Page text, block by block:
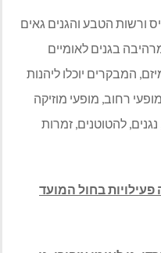
ורשות הטבע והגנים גאים
בגנים לאומיים
המבקרים יוכלו ליהנות
מופעי רחוב, מופעי מוזיקה
להטוטנים, זמרות
בחול המועד